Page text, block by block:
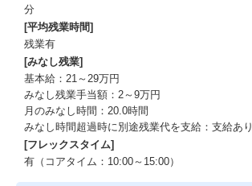
分
[平均残業時間]
残業有
[みなし残業]
基本給：21～29万円
みなし残業手当額：2～9万円
月のみなし時間：20.0時間
みなし時間超過時に別途残業代を支給：支給あり
[フレックスタイム]
有（コアタイム：10:00～15:00）